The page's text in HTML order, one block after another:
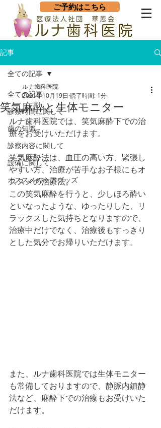
ご予約はこちら
記事
全ての記事
診察時間に関して
歯の知識
診察内容に関して
設備に関して
オススメのケアグッズ
全ての記事
笑気麻酔と生体モニター
ルナ歯科医院
2021年10月19日 読了時間: 1分
ルナ歯科医院では、笑気麻酔下での治
療をお受けいただけます。
笑気麻酔法は、血圧の高い方、緊張し
やすい方、治療が苦手なお子様にもオ
ススメの治療法。
この笑気麻酔を行うと、少しほろ酔い
といなったような、ゆったりした、リ
ラックスした気持ちとなりますので、
治療中だけでなく、治療後もすっきり
とした気分でお帰りいただけます。
また、ルナ歯科医院では生体モニター
も常備しておりますので、静脈内鎮静
法など、麻酔下での治療もお受けいた
だけます。